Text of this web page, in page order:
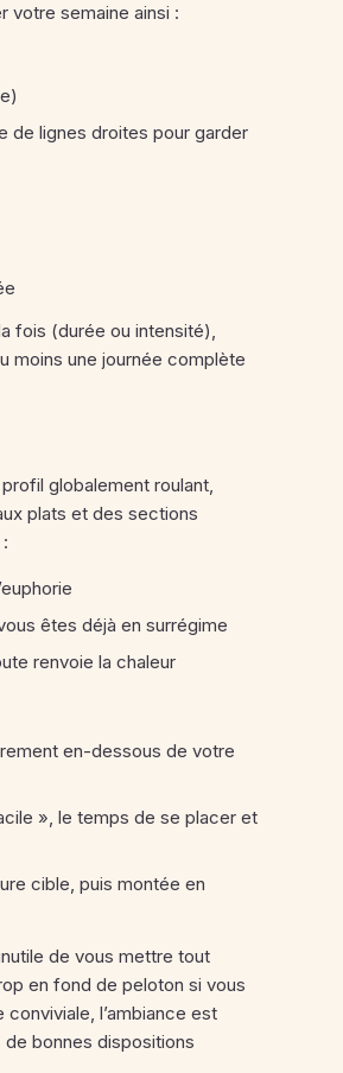
votre semaine ainsi :
de lignes droites pour garder
fois (durée ou intensité),
moins une journée complète
globalement roulant,
plats et des sections
êtes déjà en surrégime
renvoie la chaleur
en-dessous de votre
», le temps de se placer et
cible, puis montée en
de vous mettre tout
en fond de peloton si vous
l’ambiance est
bonnes dispositions